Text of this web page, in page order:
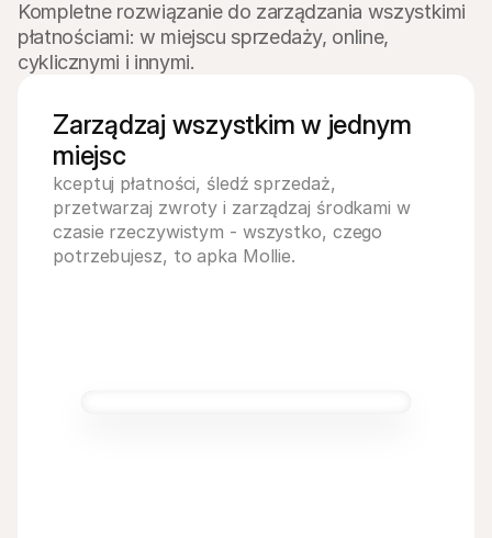
Kompletne rozwiązanie do zarządzania wszystkimi
płatnościami: w miejscu sprzedaży, online,
cyklicznymi i innymi.
Zarządzaj wszystkim w jednym
miejsc
kceptuj płatności, śledź sprzedaż,
przetwarzaj zwroty i zarządzaj środkami w
czasie rzeczywistym - wszystko, czego
potrzebujesz, to apka Mollie.